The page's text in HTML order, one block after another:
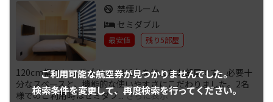
ご利用可能な航空券が見つかりませんでした。
検索条件を変更して、再度検索を行ってください。
禁煙ルーム
セミダブル
最安値 残り5部屋
120cm幅のセミダブルベッド1台を備えたお部屋です。必要十
分なスペースと、機能的な使いやすさにこだわりました。2名
様でのご利用時はセミダブ...さらに表示